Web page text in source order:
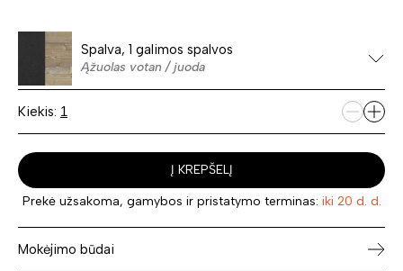
Spalva, 1 galimos spalvos
Ąžuolas votan / juoda
Kiekis:
Į KREPŠELĮ
Prekė užsakoma, gamybos ir pristatymo terminas: iki 20 d. d.
Mokėjimo būdai